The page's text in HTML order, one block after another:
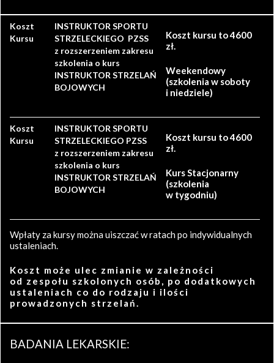
Koszt
Kursu
INSTRUKTOR SPORTU
STRZELECKIEGO PZSS
z rozszerzeniem zakresu
szkolenia o kurs
INSTRUKTOR STRZELAŃ
BOJOWYCH
Koszt kursu to 4600
zł.
Weekendowy
(szkolenia w soboty
i niedziele)
Koszt
Kursu
INSTRUKTOR SPORTU
STRZELECKIEGO PZSS
z rozszerzeniem zakresu
szkolenia o kurs
INSTRUKTOR STRZELAŃ
BOJOWYCH
Koszt kursu to 4600
zł.
Kurs Stacjonarny
(szkolenia
w tygodniu)
Wpłaty za kursy można uiszczać w ratach po indywidualnych
ustaleniach.
Koszt może ulec zmianie w zależności
od zespołu szkolonych osób, po dodatkowych
ustaleniach co do rodzaju i ilości
prowadzonych strzelań.
BADANIA LEKARSKIE: